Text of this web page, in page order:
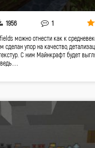
1956 1
можно отнести как к
сделан упор на качество,
С ним Майнкрафт будет